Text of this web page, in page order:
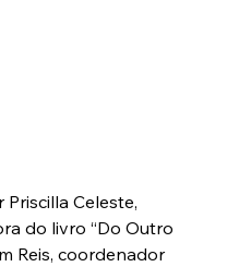
Celeste,
do livro “Do Outro
Reis, coordenador